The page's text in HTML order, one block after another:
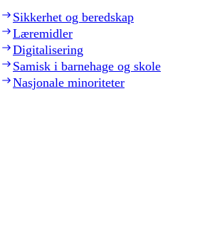
Sikkerhet og beredskap
Læremidler
Digitalisering
Samisk i barnehage og skole
Nasjonale minoriteter